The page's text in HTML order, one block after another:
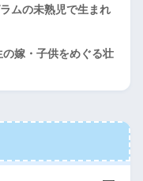
ムの未熟児で生まれ
嫁・子供をめぐる壮